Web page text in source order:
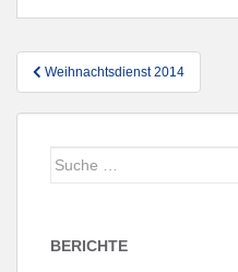
Beitragsnavigation
Weihnachtsdienst 2014
Suche
BERICHTE